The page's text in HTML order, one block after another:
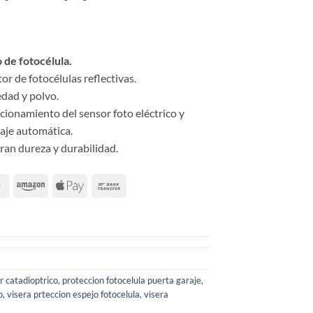
fotocélula.
de fotocélulas reflectivas.
y polvo.
del sensor foto eléctrico y
automática.
dureza y durabilidad.
catadioptrico, proteccion fotocelula puerta garaje,
, visera prteccion espejo fotocelula, visera